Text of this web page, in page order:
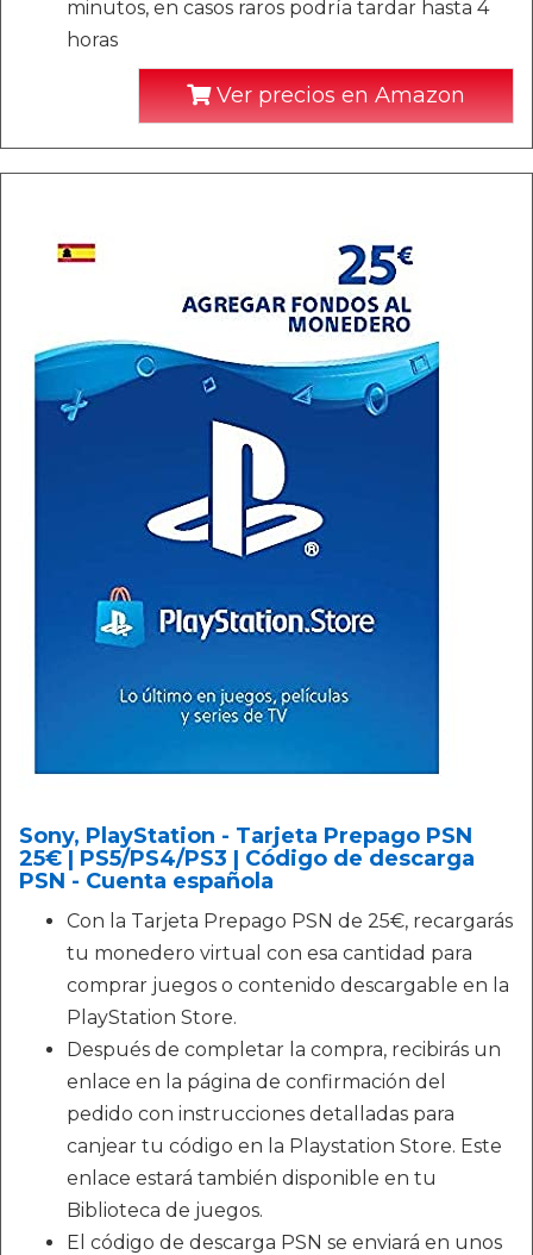
minutos, en casos raros podría tardar hasta 4
horas
Ver precios en Amazon
Sony, PlayStation - Tarjeta Prepago PSN
25€ | PS5/PS4/PS3 | Código de descarga
PSN - Cuenta española
Con la Tarjeta Prepago PSN de 25€, recargarás
tu monedero virtual con esa cantidad para
comprar juegos o contenido descargable en la
PlayStation Store.
Después de completar la compra, recibirás un
enlace en la página de confirmación del
pedido con instrucciones detalladas para
canjear tu código en la Playstation Store. Este
enlace estará también disponible en tu
Biblioteca de juegos.
El código de descarga PSN se enviará en unos